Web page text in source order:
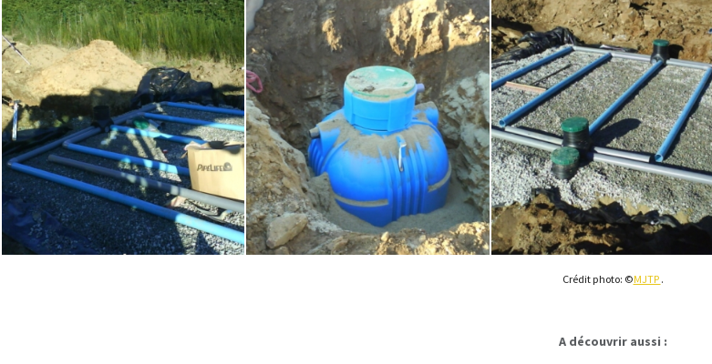
Crédit photo: ©MJTP .
A découvrir aussi :